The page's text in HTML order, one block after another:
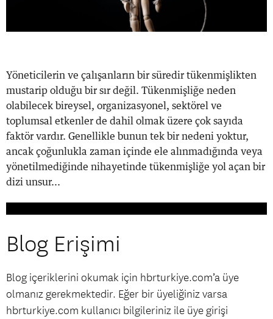
Yöneticilerin ve çalışanların bir süredir tükenmişlikten
mustarip olduğu bir sır değil. Tükenmişliğe neden
olabilecek bireysel, organizasyonel, sektörel ve
toplumsal etkenler de dahil olmak üzere çok sayıda
faktör vardır. Genellikle bunun tek bir nedeni yoktur,
ancak çoğunlukla zaman içinde ele alınmadığında veya
yönetilmediğinde nihayetinde tükenmişliğe yol açan bir
dizi unsur...
Blog Erişimi
Blog içeriklerini okumak için hbrturkiye.com’a üye
olmanız gerekmektedir. Eğer bir üyeliğiniz varsa
hbrturkiye.com kullanıcı bilgileriniz ile üye girişi